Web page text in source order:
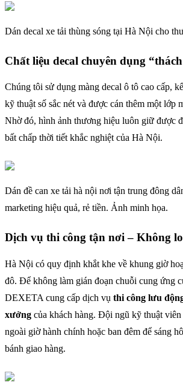
Dán decal xe tải thùng sóng tại Hà Nội cho
Chất liệu decal chuyên dụng
Chúng tôi sử dụng màng decal ô tô cao cấp,
kỹ thuật số sắc nét và được cán thêm một lớp
Nhờ đó, hình ảnh thương hiệu luôn giữ được
bất chấp thời tiết khắc nghiệt của Hà Nội.
Dán đề can xe tải hà nội nơi tận trung đông
marketing hiệu quả, rẻ tiền. Ảnh minh họa.
Dịch vụ thi công tận nơi – Không
Hà Nội có quy định khắt khe về khung giờ
đô. Để không làm gián đoạn chuỗi cung ứng
DEXETA cung cấp dịch vụ thi công lưu
xưởng của khách hàng. Đội ngũ kỹ thuật viên
ngoài giờ hành chính hoặc ban đêm để sáng
bánh giao hàng.